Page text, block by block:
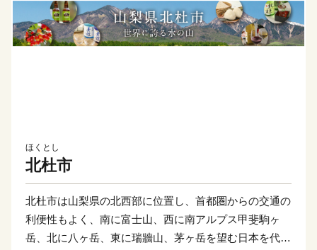
ほくとし
北杜市
北杜市は山梨県の北西部に位置し、首都圏からの交通の
利便性もよく、南に富士山、西に南アルプス甲斐駒ヶ
岳、北に八ヶ岳、東に瑞牆山、茅ヶ岳を望む日本を代表